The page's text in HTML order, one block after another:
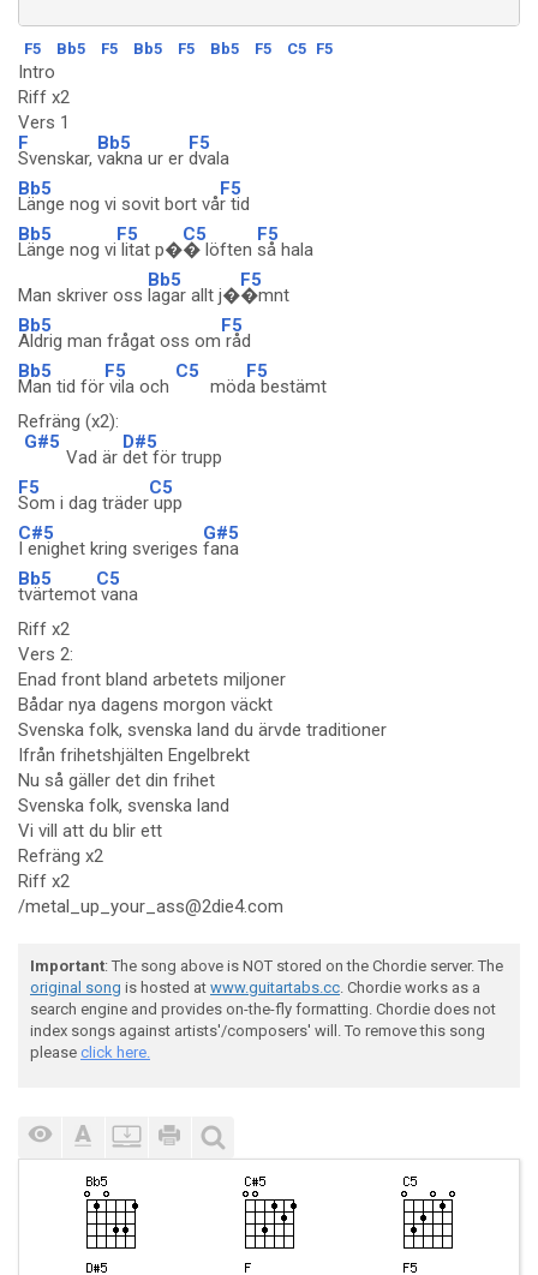
F5 Bb5 F5 Bb5 F5 Bb5 F5 C5 F5
Intro
Riff x2
Vers 1
F
Svenskar,
Bb5
vakna ur er
F5
dvala
Bb5
Länge nog vi sovit bort vå
F5
r tid
Bb5
Länge nog vi
F5
litat p�
C5
� löften
F5
så hala
Man skriver oss
Bb5
lagar allt j�
F5
�mnt
Bb5
Aldrig man frågat oss om
F5
råd
Bb5
Man tid för
F5
vila och
C5
möd
F5
a bestämt
Refräng (x2):
G#5
Vad är
D#5
det för trupp
F5
Som i dag träder
C5
upp
C#5
I enighet kring sveriges
G#5
fana
Bb5
tvärtemot
C5
vana
Riff x2
Vers 2:
Enad front bland arbetets miljoner
Bådar nya dagens morgon väckt
Svenska folk, svenska land du ärvde traditioner
Ifrån frihetshjälten Engelbrekt
Nu så gäller det din frihet
Svenska folk, svenska land
Vi vill att du blir ett
Refräng x2
Riff x2
/metal_up_your_ass@2die4.com
Important: The song above is NOT stored on the Chordie server. The
original song is hosted at www.guitartabs.cc. Chordie works as a
search engine and provides on-the-fly formatting. Chordie does not
index songs against artists'/composers' will. To remove this song
please click here.